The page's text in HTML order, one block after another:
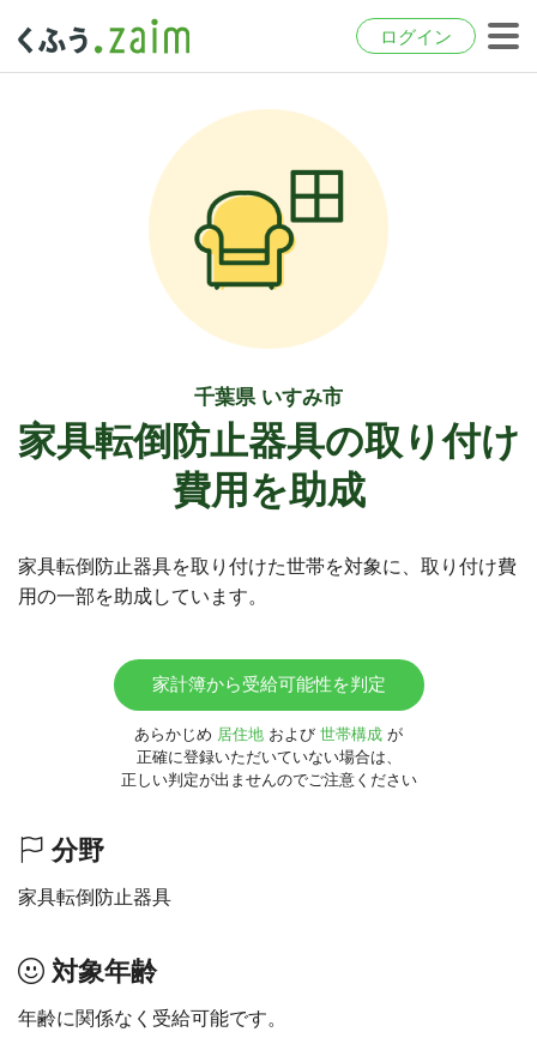
ログイン
千葉県 いすみ市
家具転倒防止器具の取り付け
費用を助成
家具転倒防止器具を取り付けた世帯を対象に、取り付け費
用の一部を助成しています。
家計簿から受給可能性を判定
あらかじめ 居住地 および 世帯構成 が
正確に登録いただいていない場合は、
正しい判定が出ませんのでご注意ください
分野
家具転倒防止器具
対象年齢
年齢に関係なく受給可能です。